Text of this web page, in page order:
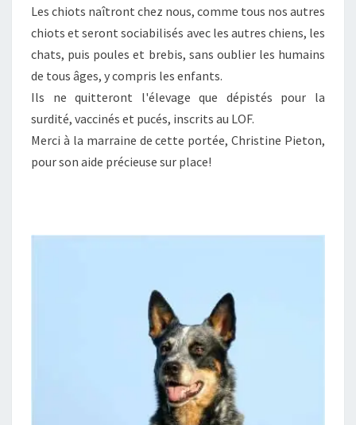
Les chiots naîtront chez nous, comme tous nos autres
chiots et seront sociabilisés avec les autres chiens, les
chats, puis poules et brebis, sans oublier les humains
de tous âges, y compris les enfants.
Ils ne quitteront l'élevage que dépistés pour la
surdité, vaccinés et pucés, inscrits au LOF.
Merci à la marraine de cette portée, Christine Pieton,
pour son aide précieuse sur place!